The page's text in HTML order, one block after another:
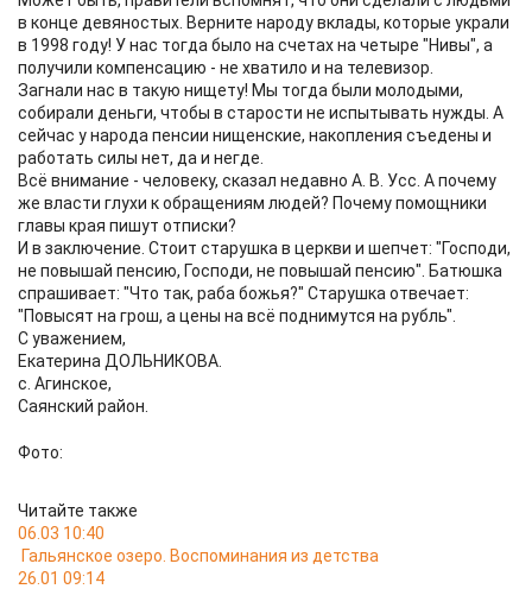
в конце девяностых. Верните народу вклады, которые украли
в 1998 году! У нас тогда было на счетах на четыре "Нивы", а
получили компенсацию - не хватило и на телевизор.
Загнали нас в такую нищету! Мы тогда были молодыми,
собирали деньги, чтобы в старости не испытывать нужды. А
сейчас у народа пенсии нищенские, накопления съедены и
работать силы нет, да и негде.
Всё внимание - человеку, сказал недавно А. В. Усс. А почему
же власти глухи к обращениям людей? Почему помощники
главы края пишут отписки?
И в заключение. Стоит старушка в церкви и шепчет: "Господи,
не повышай пенсию, Господи, не повышай пенсию". Батюшка
спрашивает: "Что так, раба божья?" Старушка отвечает:
"Повысят на грош, а цены на всё поднимутся на рубль".
С уважением,
Екатерина ДОЛЬНИКОВА.
с. Агинское,
Саянский район.
Фото:
Читайте также
06.03 10:40
Гальянское озеро. Воспоминания из детства
26.01 09:14